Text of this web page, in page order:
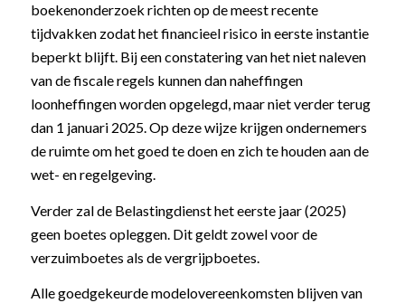
boekenonderzoek richten op de meest recente
tijdvakken zodat het financieel risico in eerste instantie
beperkt blijft. Bij een constatering van het niet naleven
van de fiscale regels kunnen dan naheffingen
loonheffingen worden opgelegd, maar niet verder terug
dan 1 januari 2025. Op deze wijze krijgen ondernemers
de ruimte om het goed te doen en zich te houden aan de
wet- en regelgeving.
Verder zal de Belastingdienst het eerste jaar (2025)
geen boetes opleggen. Dit geldt zowel voor de
verzuimboetes als de vergrijpboetes.
Alle goedgekeurde modelovereenkomsten blijven van